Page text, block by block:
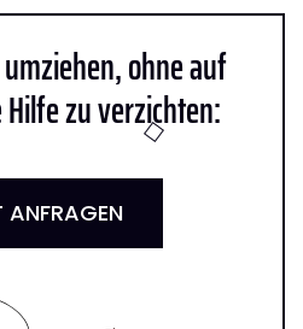
ohne auf
zu verzichten:
ANFRAGEN